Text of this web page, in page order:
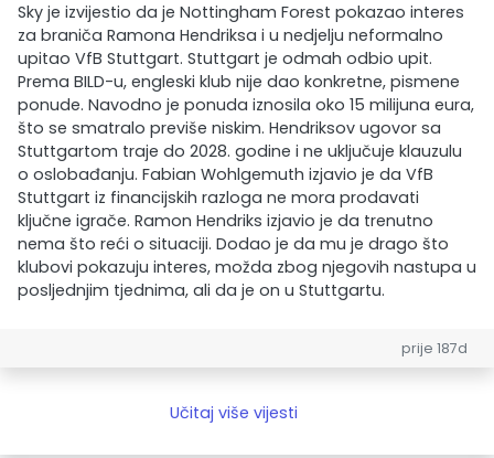
Sky je izvijestio da je Nottingham Forest pokazao interes
za braniča Ramona Hendriksa i u nedjelju neformalno
upitao VfB Stuttgart. Stuttgart je odmah odbio upit.
Prema BILD-u, engleski klub nije dao konkretne, pismene
ponude. Navodno je ponuda iznosila oko 15 milijuna eura,
što se smatralo previše niskim. Hendriksov ugovor sa
Stuttgartom traje do 2028. godine i ne uključuje klauzulu
o oslobađanju. Fabian Wohlgemuth izjavio je da VfB
Stuttgart iz financijskih razloga ne mora prodavati
ključne igrače. Ramon Hendriks izjavio je da trenutno
nema što reći o situaciji. Dodao je da mu je drago što
klubovi pokazuju interes, možda zbog njegovih nastupa u
posljednjim tjednima, ali da je on u Stuttgartu.
prije 187d
Učitaj više vijesti